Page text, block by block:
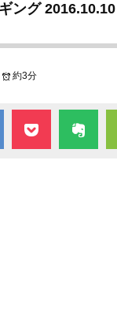
ング 2016.10.10
約3分